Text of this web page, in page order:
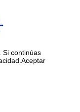
Si continúas
Aceptar